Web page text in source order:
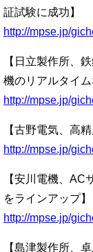
証試験に成功】
http://mpse.jp/
【日立製作所、
機のリアルタイム
http://mpse.jp/
【古野電気、高
http://mpse.jp/
【安川電機、AC
をラインアップ】
http://mpse.jp/
【島津製作所、